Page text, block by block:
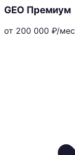
GEO Премиум
от 200 000 ₽/мес